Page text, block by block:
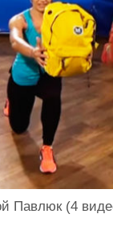
Павлюк (4